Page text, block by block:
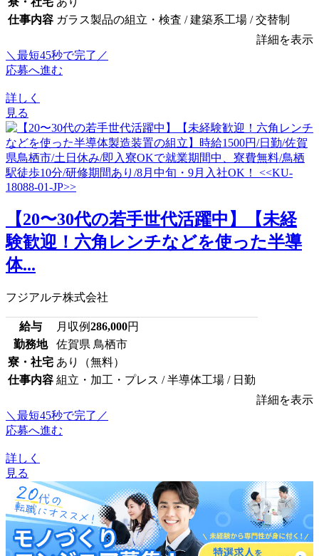
仕事内容 ガラス製品の組立・検査 / 建築系工場 / 交替制
詳細を表示
＼最短45秒で完了／
応募へ進む
詳しく
見る
【20〜30代の若手世代活躍中】【未経
験歓迎！六角レンチなどを使った半導
体...
フジアルテ株式会社
給与 月収例286,000円
勤務地
佐賀県 鳥栖市
寮・社宅 あり（無料）
仕事内容 組立・加工・プレス / 半導体工場 / 日勤
詳細を表示
＼最短45秒で完了／
応募へ進む
詳しく
見る